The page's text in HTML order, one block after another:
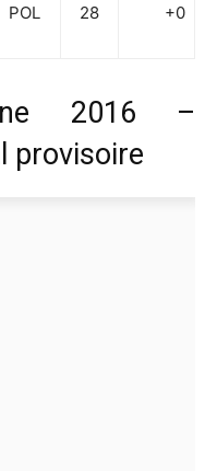
POL 28 +0
2016 –
provisoire